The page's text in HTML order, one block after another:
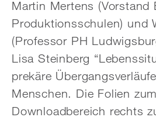
Martin Mertens (Vorstand
Produktionsschulen) und
(Professor PH
Lisa Steinberg
prekäre
Menschen. Die Folien
Downloadbereich rechts